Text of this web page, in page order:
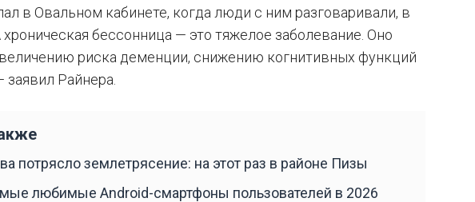
в Овальном кабинете, когда люди с ним разговаривали, в
хроническая бессонница — это тяжелое заболевание. Оно
риска деменции, снижению когнитивных функций
Райнера.
потрясло землетрясение: на этот раз в районе Пизы
любимые Android-смартфоны пользователей в 2026